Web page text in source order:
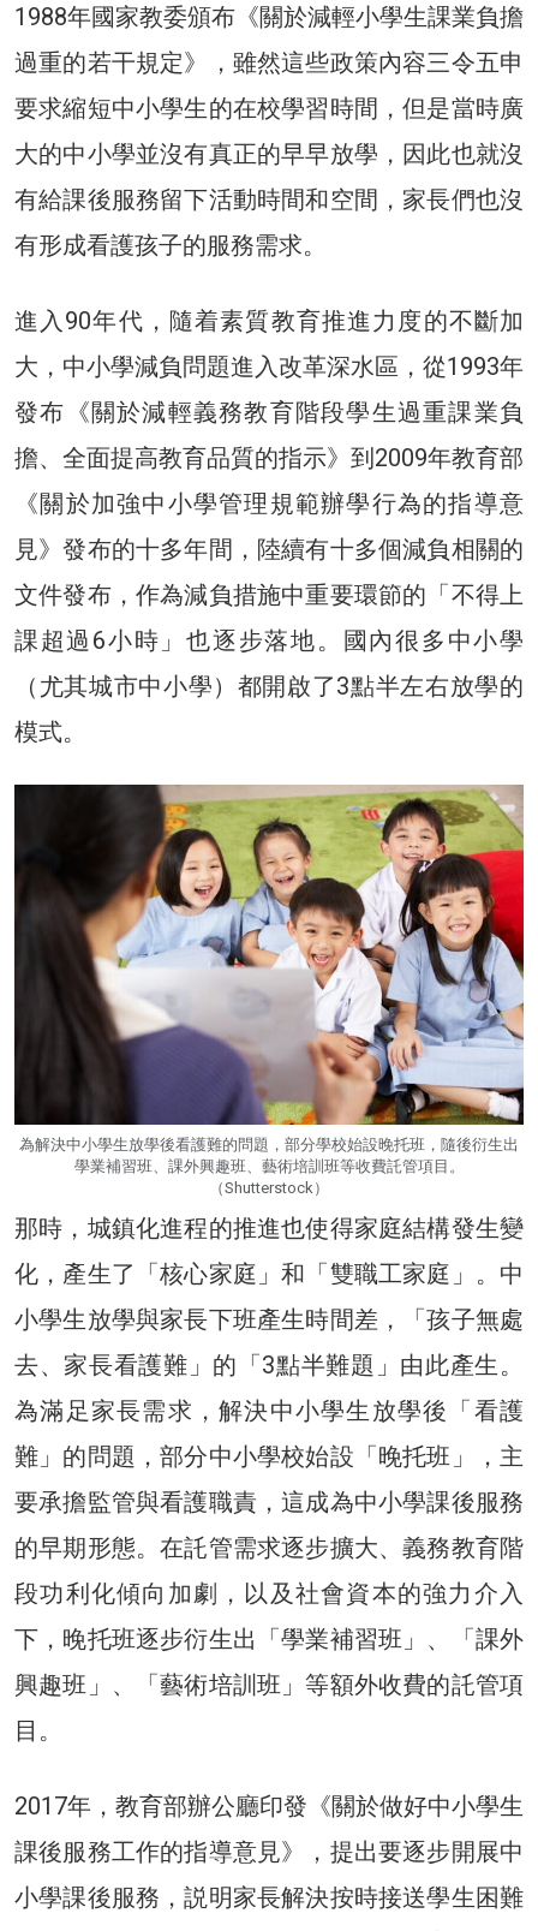
1988年國家教委頒布《關於減輕小學生課業負擔
過重的若干規定》，雖然這些政策內容三令五申
要求縮短中小學生的在校學習時間，但是當時廣
大的中小學並沒有真正的早早放學，因此也就沒
有給課後服務留下活動時間和空間，家長們也沒
有形成看護孩子的服務需求。
進入90年代，隨着素質教育推進力度的不斷加
大，中小學減負問題進入改革深水區，從1993年
發布《關於減輕義務教育階段學生過重課業負
擔、全面提高教育品質的指示》到2009年教育部
《關於加強中小學管理規範辦學行為的指導意
見》發布的十多年間，陸續有十多個減負相關的
文件發布，作為減負措施中重要環節的「不得上
課超過6小時」也逐步落地。國內很多中小學
（尤其城市中小學）都開啟了3點半左右放學的
模式。
為解決中小學生放學後看護難的問題，部分學校始設晚托班，隨後衍生出
學業補習班、課外興趣班、藝術培訓班等收費託管項目。
（Shutterstock）
那時，城鎮化進程的推進也使得家庭結構發生變
化，產生了「核心家庭」和「雙職工家庭」。中
小學生放學與家長下班產生時間差，「孩子無處
去、家長看護難」的「3點半難題」由此產生。
為滿足家長需求，解決中小學生放學後「看護
難」的問題，部分中小學校始設「晚托班」，主
要承擔監管與看護職責，這成為中小學課後服務
的早期形態。在託管需求逐步擴大、義務教育階
段功利化傾向加劇，以及社會資本的強力介入
下，晚托班逐步衍生出「學業補習班」、「課外
興趣班」、「藝術培訓班」等額外收費的託管項
目。
2017年，教育部辦公廳印發《關於做好中小學生
課後服務工作的指導意見》，提出要逐步開展中
小學課後服務，説明家長解決按時接送學生困難